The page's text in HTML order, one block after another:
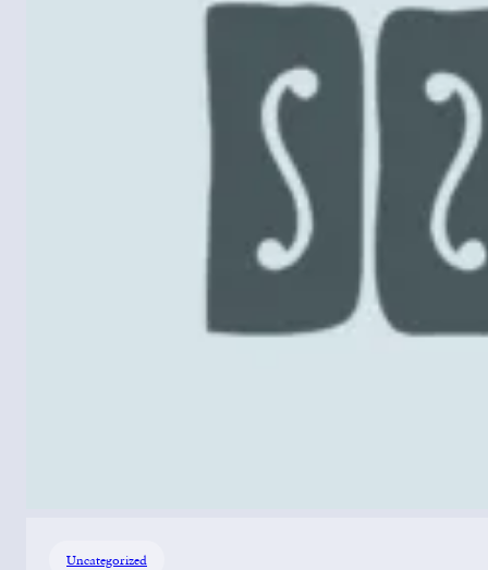
Uncategorized